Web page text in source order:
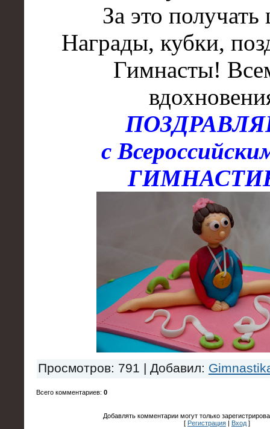
За это получать
Награды, кубки,
Гимнасты!
с
Просмотров: 791 | Добавил:
Всего комментариев: 0
Добавлять комментарии могут только
[ Регистрация | Вход ]